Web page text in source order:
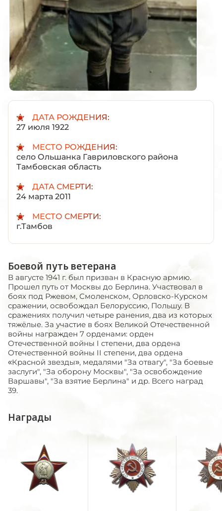
ДАТА РОЖДЕНИЯ:
27 июля 1922
МЕСТО РОЖДЕНИЯ:
село Ольшанка Гавриловского района
Тамбовская область
ДАТА СМЕРТИ:
24 марта 2011
МЕСТО СМЕРТИ:
г.Тамбов
Боевой путь ветерана
В августе 1941 г. был призван в Красную армию.
Прошел путь от Москвы до Берлина. Участвовал в
боях под Ржевом, Смоленском, Орловско-Курском
сражении, освобождал Белоруссию, Польшу. В
сражениях получил четыре ранения, два из которых
тяжёлые. За участие в боях Великой Отечественной
войны награжден 7 орденами: орден
Отечественной войны I степени, два ордена
Отечественной войны II степени, два ордена
«Красной звезды», медалями "За отвагу", "За боевые
заслуги", "За оборону Москвы", "За освобождение
Варшавы", "За взятие Берлина" и др. Всего наград
39.
Награды